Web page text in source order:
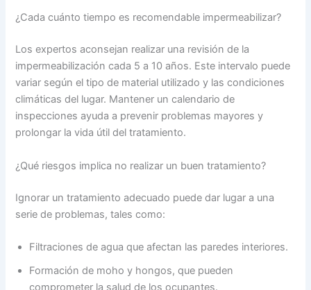
¿Cada cuánto tiempo es recomendable impermeabilizar?
Los expertos aconsejan realizar una revisión de la
impermeabilización cada 5 a 10 años. Este intervalo puede
variar según el tipo de material utilizado y las condiciones
climáticas del lugar. Mantener un calendario de
inspecciones ayuda a prevenir problemas mayores y
prolongar la vida útil del tratamiento.
¿Qué riesgos implica no realizar un buen tratamiento?
Ignorar un tratamiento adecuado puede dar lugar a una
serie de problemas, tales como:
Filtraciones de agua que afectan las paredes interiores.
Formación de moho y hongos, que pueden
comprometer la salud de los ocupantes.